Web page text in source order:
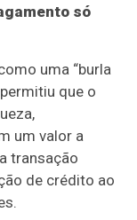
só
uma “burla
que o
um valor a
transação
de crédito ao